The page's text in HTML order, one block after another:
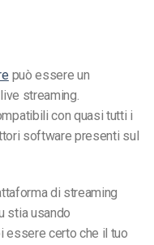
può essere un
streaming.
con quasi tutti i
software presenti sul
di streaming
stia usando
essere certo che il tuo